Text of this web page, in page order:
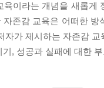
이라는 개념을 새롭게
자존감 교육은 어떠한
자가 제시하는 자존감
, 성공과 실패에 대한